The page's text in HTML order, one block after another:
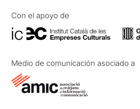
Con el apoyo de
Medio de comunicación asociado a